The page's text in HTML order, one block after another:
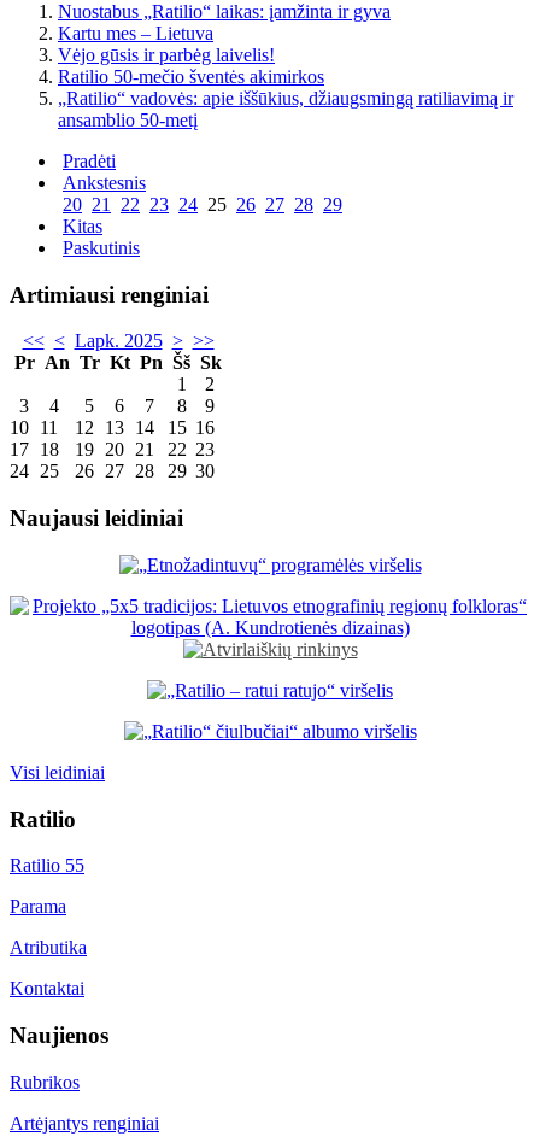
Nuostabus „Ratilio“ laikas: įamžinta ir gyva
Kartu mes – Lietuva
Vėjo gūsis ir parbėg laivelis!
Ratilio 50-mečio šventės akimirkos
„Ratilio“ vadovės: apie iššūkius, džiaugsmingą ratiliavimą ir
ansamblio 50-metį
Pradėti
Ankstesnis
20 21 22 23 24 25 26 27 28 29
Kitas
Paskutinis
Artimiausi renginiai
<< < Lapk. 2025 > >>
Pr An Tr Kt Pn Šš Sk
1
2
3
4 5 6 7 8
9
10 11 12 13 14 15 16
17 18 19 20 21 22 23
24 25 26 27 28 29 30
Naujausi leidiniai
Visi leidiniai
Ratilio
Ratilio 55
Parama
Atributika
Kontaktai
Naujienos
Rubrikos
Artėjantys renginiai